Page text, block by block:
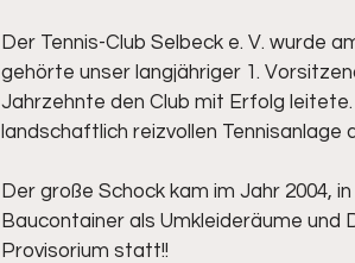
Der Tennis-Club Selbeck e. V. wurde
gehörte unser langjähriger 1.
Jahrzehnte den Club mit Erfolg
landschaftlich reizvollen Tennisanlage
Der große Schock kam im Jahr 2004,
Baucontainer als Umkleideräume und
Provisorium statt!!